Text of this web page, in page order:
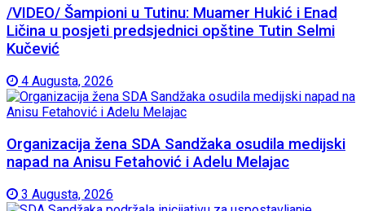
/VIDEO/ Šampioni u Tutinu: Muamer Hukić i Enad
Ličina u posjeti predsjednici opštine Tutin Selmi
Kučević
4 Augusta, 2026
Organizacija žena SDA Sandžaka osudila medijski
napad na Anisu Fetahović i Adelu Melajac
3 Augusta, 2026